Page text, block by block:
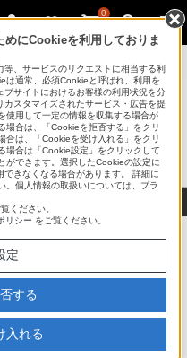
0
> 使いかた
ヤー ウォークマン®
い合わせ
ったときは（Q&A）
めにCookieを利用しておりま
、サービスのリクエストに相当する利
は通常、必須Cookieと呼ばれ、利用を
サイトにおけるお客様の利用状況を分
スタマイズされたサービス・広告を提
使用して一定の情報を収集する場合が
場合は、「Cookieを拒否する」をクリ
合は、「Cookieを受け入れる」をクリ
場合は「Cookie設定」をクリックして
ができます。選択したCookieの設定に
きなくなる場合があります。 詳細に
。個人情報の取扱いについては、プラ
ください。
リシー をご覧ください。
定
する
入れる